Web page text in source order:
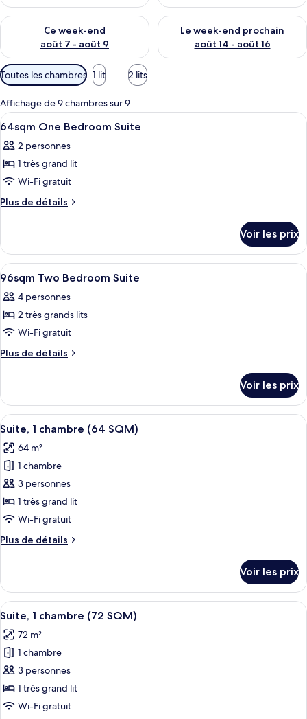
Ce week-end
août 7 - août 9
Vérifier la disponibilité pour ce week-end août 7 - août 9
Le week-end prochain
août 14 - août 16
Vérifier la disponibilité pour
Filtres
disponibles
pour
les
chambres
Toutes les chambres 1 lit 2 lits
Affichage de 9 chambres sur 9
Afficher
toutes
les
photos
pour
ce
chambre :
64sqm
One
Bedroom
Suite
Literie de qualité supérieure, couette
6
64sqm One Bedroom Suite
2 personnes
1 très grand lit
Wi-Fi gratuit
Plus de détails
Plus
le
type
de
chambre
64sqm
One
Suite
Voir les prix
Afficher
toutes
les
photos
pour
ce
chambre :
96sqm
Two
Bedroom
Suite
Literie de qualité supérieure, couette
7
96sqm Two Bedroom Suite
4 personnes
2 très grands lits
Wi-Fi gratuit
Plus de détails
Plus
le
type
de
96sqm
Two
Suite
Voir les prix
Afficher
toutes
les
photos
pour
ce
type
chambre :
chambre
(64
SQM)
Cafetière/bouilloire, four, bouilloire
1
Suite, 1 chambre (64 SQM)
64 m²
1 chambre
3 personnes
1 très grand lit
Wi-Fi gratuit
Plus de détails
Plus
le
type
de
Suite,
(64
SQM)
Voir les prix
Afficher
toutes
les
photos
pour
ce
type
Suite, 1 chambre (72 SQM) |
1
Suite, 1 chambre (72 SQM)
72 m²
1 chambre
3 personnes
1 très grand lit
Wi-Fi gratuit